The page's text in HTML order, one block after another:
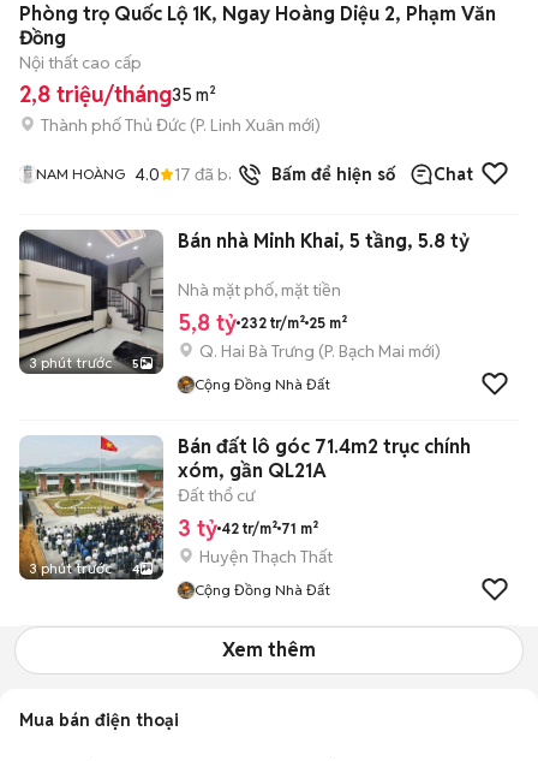
Phòng trọ Quốc Lộ 1K, Ngay Hoàng Diệu 2, Phạm Văn
Đồng
Nội thất cao cấp
2,8 triệu/tháng35 m²
Thành phố Thủ Đức (P. Linh Xuân mới)
NAM HOÀNG 4.0 17 đã bán Bấm để hiện số Chat
3 phút trước 5
Bán nhà Minh Khai, 5 tầng, 5.8 tỷ
Nhà mặt phố, mặt tiền
5,8 tỷ 232 tr/m² 25 m²
Q. Hai Bà Trưng (P. Bạch Mai mới)
Cộng Đồng Nhà Đất
3 phút trước 4
Bán đất lô góc 71.4m2 trục chính
xóm, gần QL21A
Đất thổ cư
3 tỷ 42 tr/m² 71 m²
Huyện Thạch Thất
Cộng Đồng Nhà Đất
Xem thêm
Mua bán điện thoại